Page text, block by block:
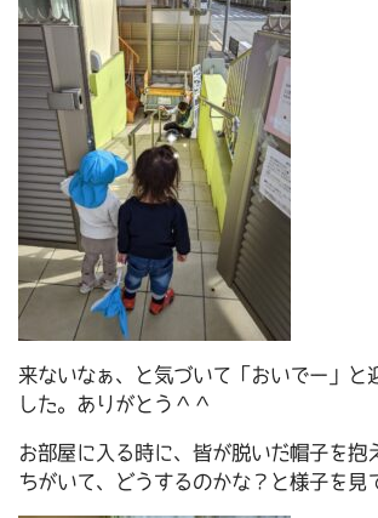
来ないなぁ、と気づいて「おいでー」と
した。ありがとう＾＾
お部屋に入る時に、皆が脱いだ帽子を抱
ちがいて、どうするのかな？と様子を見